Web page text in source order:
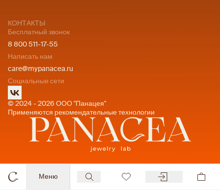
Меню
КОНТАКТЫ
Бесплатный звонок
8 800 511-17-55
Написать нам
care@mypanacea.ru
Социальные сети
© 2024 - 2026 ООО "Панацея"
Применяются рекомендательные технологии